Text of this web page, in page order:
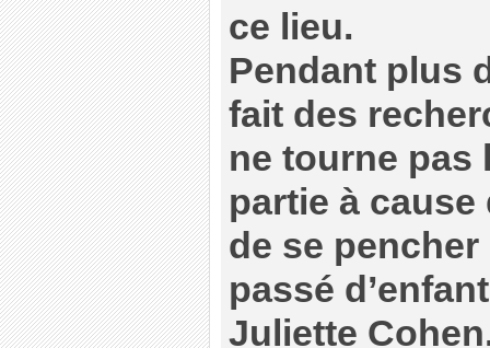
ce lieu.
Pendant plus
fait des
ne tourne pas
partie à cause
de se
passé
Juliette